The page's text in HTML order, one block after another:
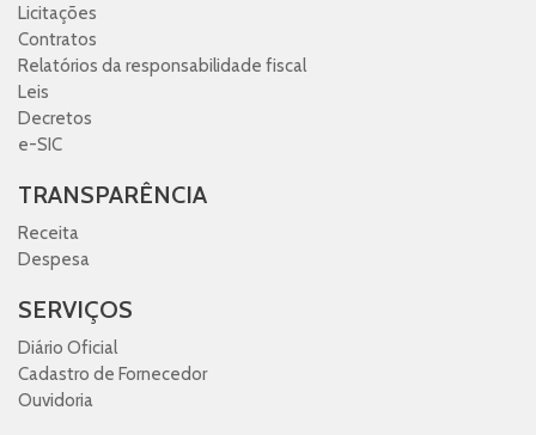
Licitações
Contratos
Relatórios da responsabilidade fiscal
Leis
Decretos
e-SIC
TRANSPARÊNCIA
Receita
Despesa
SERVIÇOS
Diário Oficial
Cadastro de Fornecedor
Ouvidoria